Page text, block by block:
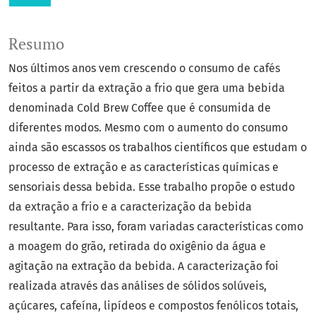
Resumo
Nos últimos anos vem crescendo o consumo de cafés
feitos a partir da extração a frio que gera uma bebida
denominada Cold Brew Coffee que é consumida de
diferentes modos. Mesmo com o aumento do consumo
ainda são escassos os trabalhos científicos que estudam o
processo de extração e as características químicas e
sensoriais dessa bebida. Esse trabalho propõe o estudo
da extração a frio e a caracterização da bebida
resultante. Para isso, foram variadas características como
a moagem do grão, retirada do oxigênio da água e
agitação na extração da bebida. A caracterização foi
realizada através das análises de sólidos solúveis,
açúcares, cafeína, lipídeos e compostos fenólicos totais,